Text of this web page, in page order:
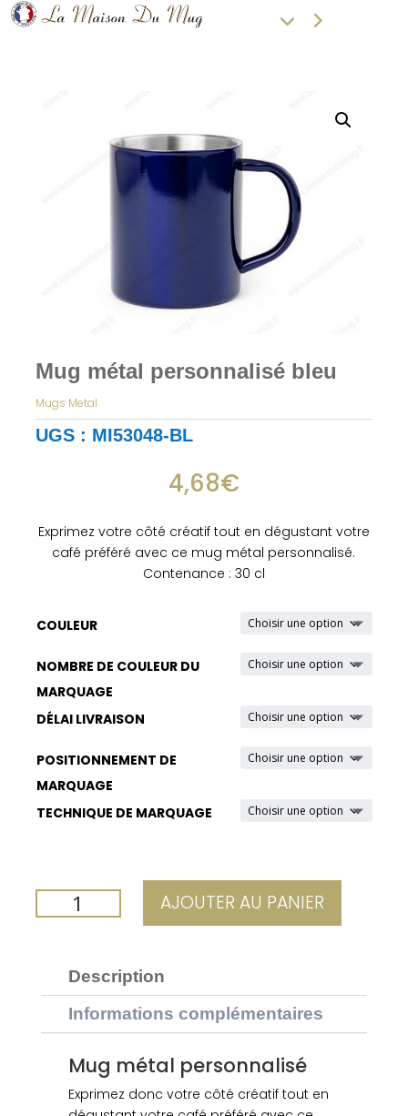
Mug métal personnalisé bleu
Mugs Metal
UGS : MI53048-BL
4,68€
Exprimez votre côté créatif tout en dégustant votre
café préféré avec ce mug métal personnalisé.
Contenance : 30 cl
COULEUR
NOMBRE DE COULEUR DU
MARQUAGE
DÉLAI LIVRAISON
POSITIONNEMENT DE
MARQUAGE
TECHNIQUE DE MARQUAGE
QUANTITÉ
DE
PERSONNALISÉ
AJOUTER AU PANIER
Description
Informations complémentaires
Mug métal personnalisé
Exprimez donc votre côté créatif tout en